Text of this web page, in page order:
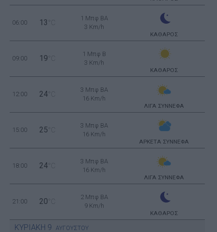
06:00 13 °C
1 Μπφ BA
3 Km/h
ΚΑΘΑΡΟΣ
09:00 19 °C
1 Μπφ B
3 Km/h
ΚΑΘΑΡΟΣ
12:00 24 °C
3 Μπφ BA
16 Km/h
ΛΙΓΑ ΣΥΝΝΕΦΑ
15:00 25 °C
3 Μπφ BA
16 Km/h
ΑΡΚΕΤΑ ΣΥΝΝΕΦΑ
18:00 24 °C
3 Μπφ BA
16 Km/h
ΛΙΓΑ ΣΥΝΝΕΦΑ
21:00 20 °C
2 Μπφ BA
9 Km/h
ΚΑΘΑΡΟΣ
ΚΥΡΙΑΚΗ 9 ΑΥΓΟΥΣΤΟΥ